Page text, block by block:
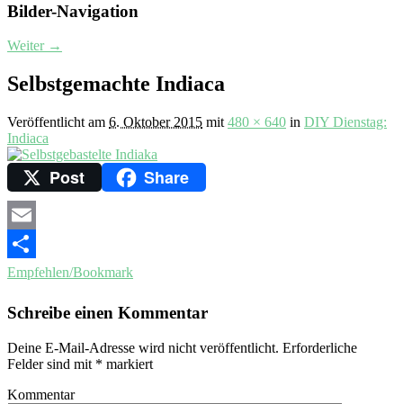
Bilder-Navigation
Weiter →
Selbstgemachte Indiaca
Veröffentlicht am 6. Oktober 2015 mit 480 × 640 in DIY Dienstag:
Indiaca
Post Share
Email
Empfehlen/Bookmark
Schreibe einen Kommentar
Deine E-Mail-Adresse wird nicht veröffentlicht. Erforderliche
Felder sind mit * markiert
Kommentar